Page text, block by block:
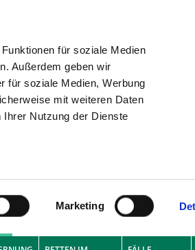
für soziale Medien
Außerdem geben wir
für soziale Medien, Werbung
mit weiteren Daten
Nutzung der Dienste
Marketing
& HILFE DAS VERZEICHNIS
Fallzahlen mit 1 bis